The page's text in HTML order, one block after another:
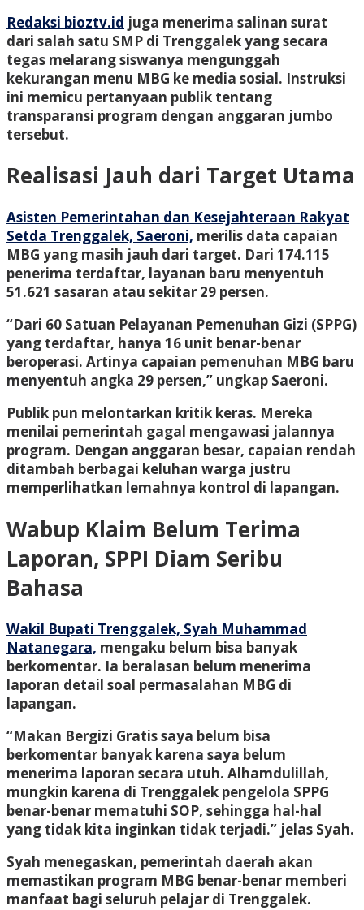
Redaksi bioztv.id juga menerima salinan surat
dari salah satu SMP di Trenggalek yang secara
tegas melarang siswanya mengunggah
kekurangan menu MBG ke media sosial. Instruksi
ini memicu pertanyaan publik tentang
transparansi program dengan anggaran jumbo
tersebut.
Realisasi Jauh dari Target Utama
Asisten Pemerintahan dan Kesejahteraan Rakyat
Setda Trenggalek, Saeroni, merilis data capaian
MBG yang masih jauh dari target. Dari 174.115
penerima terdaftar, layanan baru menyentuh
51.621 sasaran atau sekitar 29 persen.
“Dari 60 Satuan Pelayanan Pemenuhan Gizi (SPPG)
yang terdaftar, hanya 16 unit benar-benar
beroperasi. Artinya capaian pemenuhan MBG baru
menyentuh angka 29 persen,” ungkap Saeroni.
Publik pun melontarkan kritik keras. Mereka
menilai pemerintah gagal mengawasi jalannya
program. Dengan anggaran besar, capaian rendah
ditambah berbagai keluhan warga justru
memperlihatkan lemahnya kontrol di lapangan.
Wabup Klaim Belum Terima
Laporan, SPPI Diam Seribu
Bahasa
Wakil Bupati Trenggalek, Syah Muhammad
Natanegara, mengaku belum bisa banyak
berkomentar. Ia beralasan belum menerima
laporan detail soal permasalahan MBG di
lapangan.
“Makan Bergizi Gratis saya belum bisa
berkomentar banyak karena saya belum
menerima laporan secara utuh. Alhamdulillah,
mungkin karena di Trenggalek pengelola SPPG
benar-benar mematuhi SOP, sehingga hal-hal
yang tidak kita inginkan tidak terjadi.” jelas Syah.
Syah menegaskan, pemerintah daerah akan
memastikan program MBG benar-benar memberi
manfaat bagi seluruh pelajar di Trenggalek.